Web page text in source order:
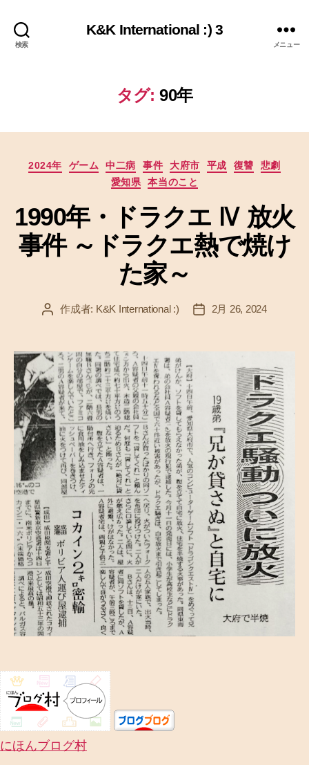
検索
K&K International :) 3
メニュー
タグ: 90年
カ
テ
リ
ー
2024年 ゲーム 中二病 事件 大府市 平成 復讐
悲劇
愛知県
本当のこと
1990年・ドラクエ Ⅳ 放火
事件 ～ドラクエ熱で焼け
た家～
投 作成者: K&K International :)
投
2月 26, 2024
にほんブログ村